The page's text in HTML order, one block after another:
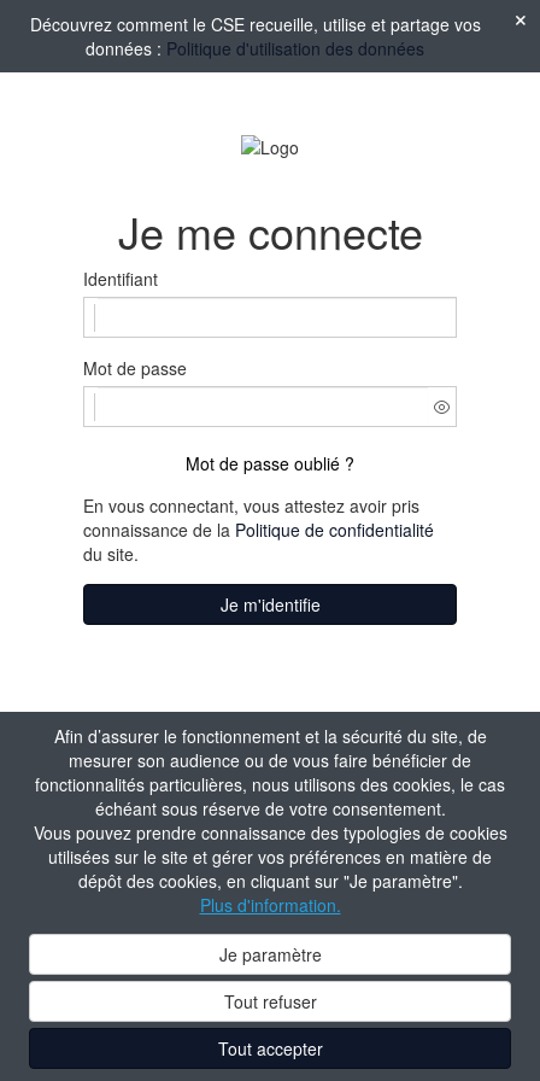
Afin d’assurer le fonctionnement et la sécurité du site, de
mesurer son audience ou de vous faire bénéficier de
fonctionnalités particulières, nous utilisons des cookies, le cas
échéant sous réserve de votre consentement.
Vous pouvez prendre connaissance des typologies de cookies
utilisées sur le site et gérer vos préférences en matière de
dépôt des cookies, en cliquant sur "Je paramètre".
Plus d'information.
Je paramètre
Tout refuser
Tout accepter
Découvrez comment le CSE recueille, utilise et partage vos
données : Politique d'utilisation des données
Je me connecte
Identifiant
Mot de passe
Mot de passe oublié ?
En vous connectant, vous attestez avoir pris
connaissance de la Politique de confidentialité
du site.
Je m'identifie